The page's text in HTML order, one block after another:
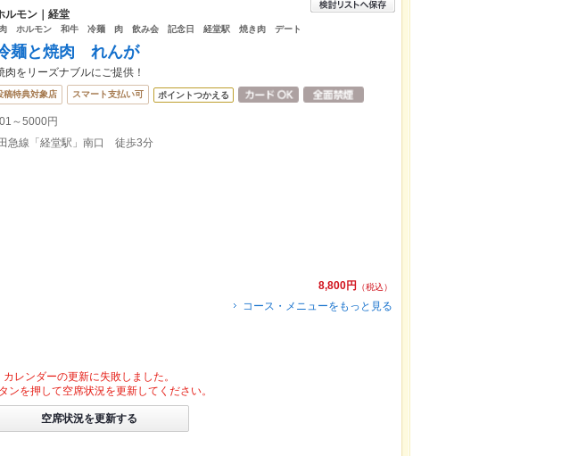
ルモン｜経堂
ホルモン 和牛 冷麺 肉 飲み会 記念日 経堂駅 焼き肉 デート
麺と焼肉 れんが
肉をリーズナブルにご提供！
稿特典対象店 スマート支払い可 ポイントつかえる
～5000円
急線「経堂駅」南口 徒歩3分
8,800円
（税込）
コース・メニューをもっと見る
カレンダーの更新に失敗しました。
ンを押して空席状況を更新してください。
空席状況を更新する